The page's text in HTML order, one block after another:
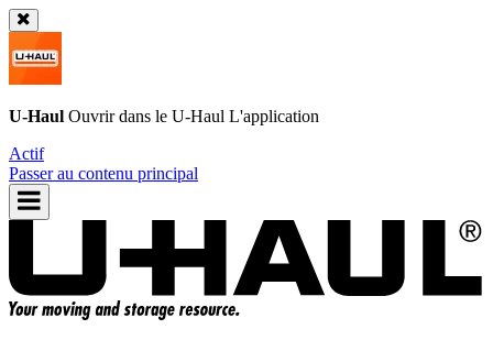
U-Haul Ouvrir dans le U-Haul L'application
Actif
Passer au contenu principal